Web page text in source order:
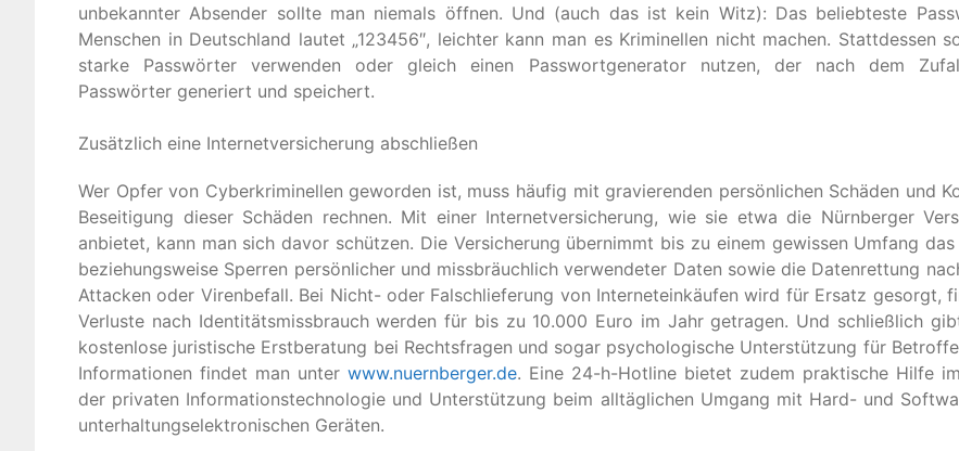
unbekannter Absender sollte man niemals öffnen. Und (auch das ist kein Witz): Das beliebteste
Menschen in Deutschland lautet „123456″, leichter kann man es Kriminellen nicht machen. Stattdessen
starke Passwörter verwenden oder gleich einen Passwortgenerator nutzen, der nach dem
Passwörter generiert und speichert.
Zusätzlich eine Internetversicherung abschließen
Wer Opfer von Cyberkriminellen geworden ist, muss häufig mit gravierenden persönlichen Schäden und
Beseitigung dieser Schäden rechnen. Mit einer Internetversicherung, wie sie etwa die Nürnberger
anbietet, kann man sich davor schützen. Die Versicherung übernimmt bis zu einem gewissen Umfang das
beziehungsweise Sperren persönlicher und missbräuchlich verwendeter Daten sowie die Datenrettung
Attacken oder Virenbefall. Bei Nicht- oder Falschlieferung von Interneteinkäufen wird für Ersatz gesorgt,
Verluste nach Identitätsmissbrauch werden für bis zu 10.000 Euro im Jahr getragen. Und schließlich
kostenlose juristische Erstberatung bei Rechtsfragen und sogar psychologische Unterstützung für
Informationen findet man unter www.nuernberger.de. Eine 24-h-Hotline bietet zudem praktische Hilfe
der privaten Informationstechnologie und Unterstützung beim alltäglichen Umgang mit Hard- und
unterhaltungselektronischen Geräten.